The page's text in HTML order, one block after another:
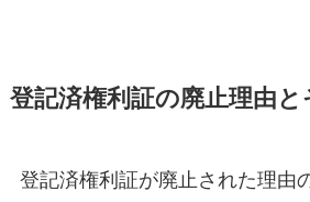
登記済権利証の廃止理由と
登記済権利証が廃止された理由